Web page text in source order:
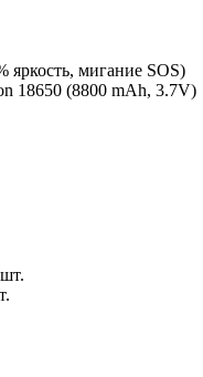
яркость, мигание SOS)
18650 (8800 mAh, 3.7V)